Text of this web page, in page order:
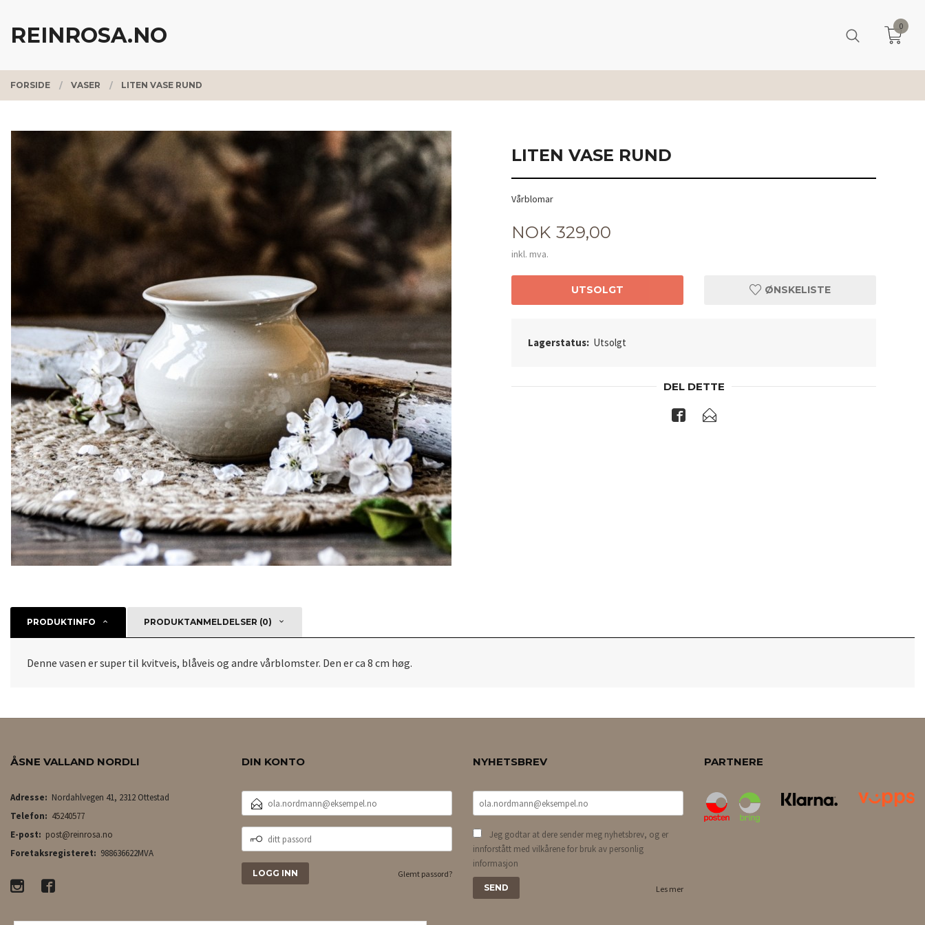
innholdet
REINROSA.NO 0
FORSIDE VASER LITEN VASE RUND
LITEN VASE RUND
Vårblomar
Pris
NOK 329,00
inkl. mva.
UTSOLGT ØNSKELISTE
Lagerstatus: Utsolgt
DEL DETTE
PRODUKTINFO PRODUKTANMELDELSER (0)
Denne vasen er super til kvitveis, blåveis og andre vårblomster. Den er ca 8 cm høg.
ÅSNE VALLAND NORDLI
Adresse: Nordahlvegen 41, 2312 Ottestad
Telefon: 45240577
E-post: post@reinrosa.no
Foretaksregisteret: 988636622MVA
DIN KONTO
POSTADRESSE
PASSORD
Glemt passord?
NYHETSBREV
Jeg godtar at dere sender meg nyhetsbrev, og er
innforstått med vilkårene for bruk av personlig
informasjon
Les mer
PARTNERE